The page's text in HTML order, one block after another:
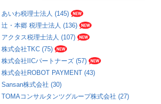
あいわ税理士法人 (145)
辻・本郷 税理士法人 (136)
アクタス税理士法人 (107)
株式会社TKC (75)
株式会社IICパートナーズ (57)
株式会社ROBOT PAYMENT (43)
Sansan株式会社 (30)
TOMAコンサルタンツグループ株式会社 (27)